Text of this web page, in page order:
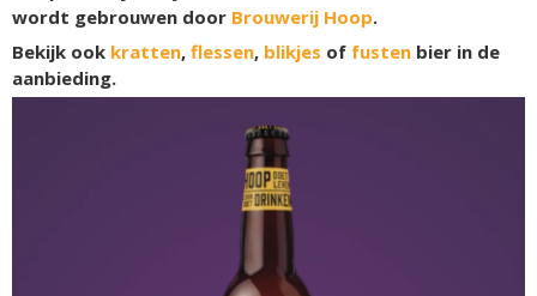
wordt gebrouwen door Brouwerij Hoop.
Bekijk ook kratten, flessen, blikjes of fusten bier in de
aanbieding.